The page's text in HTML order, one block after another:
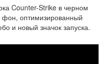
Counter-Strike в черном
оптимизированный
и новый значок запуска.